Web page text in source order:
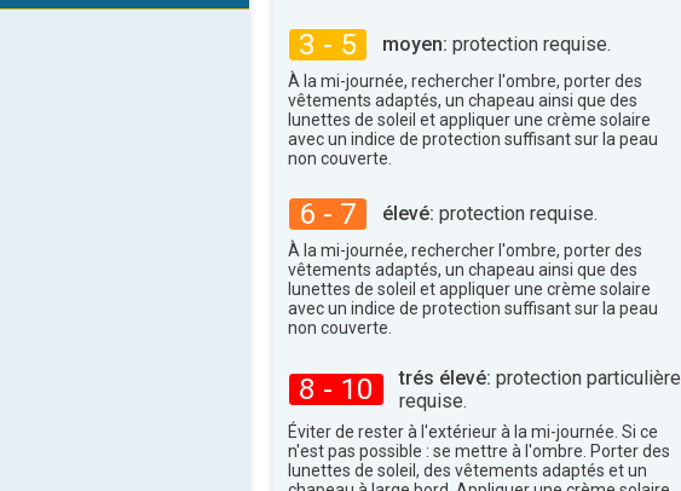
3 - 5 moyen: protection requise.
À la mi-journée, rechercher l'ombre, porter des
vêtements adaptés, un chapeau ainsi que des
lunettes de soleil et appliquer une crème solaire
avec un indice de protection suffisant sur la peau
non couverte.
6 - 7 élevé: protection requise.
À la mi-journée, rechercher l'ombre, porter des
vêtements adaptés, un chapeau ainsi que des
lunettes de soleil et appliquer une crème solaire
avec un indice de protection suffisant sur la peau
non couverte.
8 - 10 trés élevé: protection particulière
requise.
Éviter de rester à l'extérieur à la mi-journée. Si ce
n'est pas possible : se mettre à l'ombre. Porter des
lunettes de soleil, des vêtements adaptés et un